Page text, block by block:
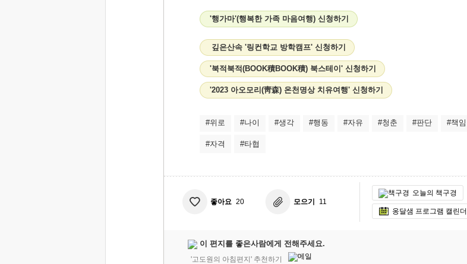
'행가마'(행복한 가족 마음여행) 신청하기
깊은산속 '링컨학교 방학캠프' 신청하기
'북적북적(BOOK積BOOK積) 북스테이' 신청하기
'2023 아오모리(靑森) 온천명상 치유여행' 신청하기
#위로 #나이 #생각 #행동 #자유 #청춘 #판단 #책임
#자격 #타협
좋아요 20 모으기 11
오늘의 책구경
옹달샘 프로그램 캘린더
이 편지를 좋은사람에게 전해주세요.
'고도원의 아침편지' 추천하기